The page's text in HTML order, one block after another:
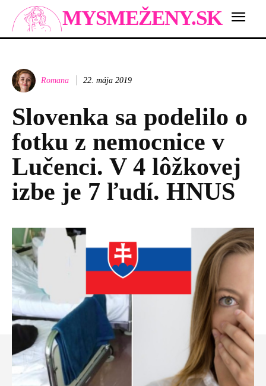
MYSMEŽENY.SK
Romana 22. mája 2019
Slovenka sa podelilo o
fotku z nemocnice v
Lučenci. V 4 lôžkovej
izbe je 7 ľudí. HNUS